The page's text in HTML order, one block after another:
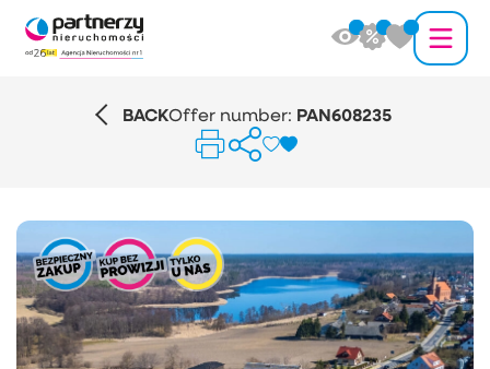
BACKOffer number: PAN608235